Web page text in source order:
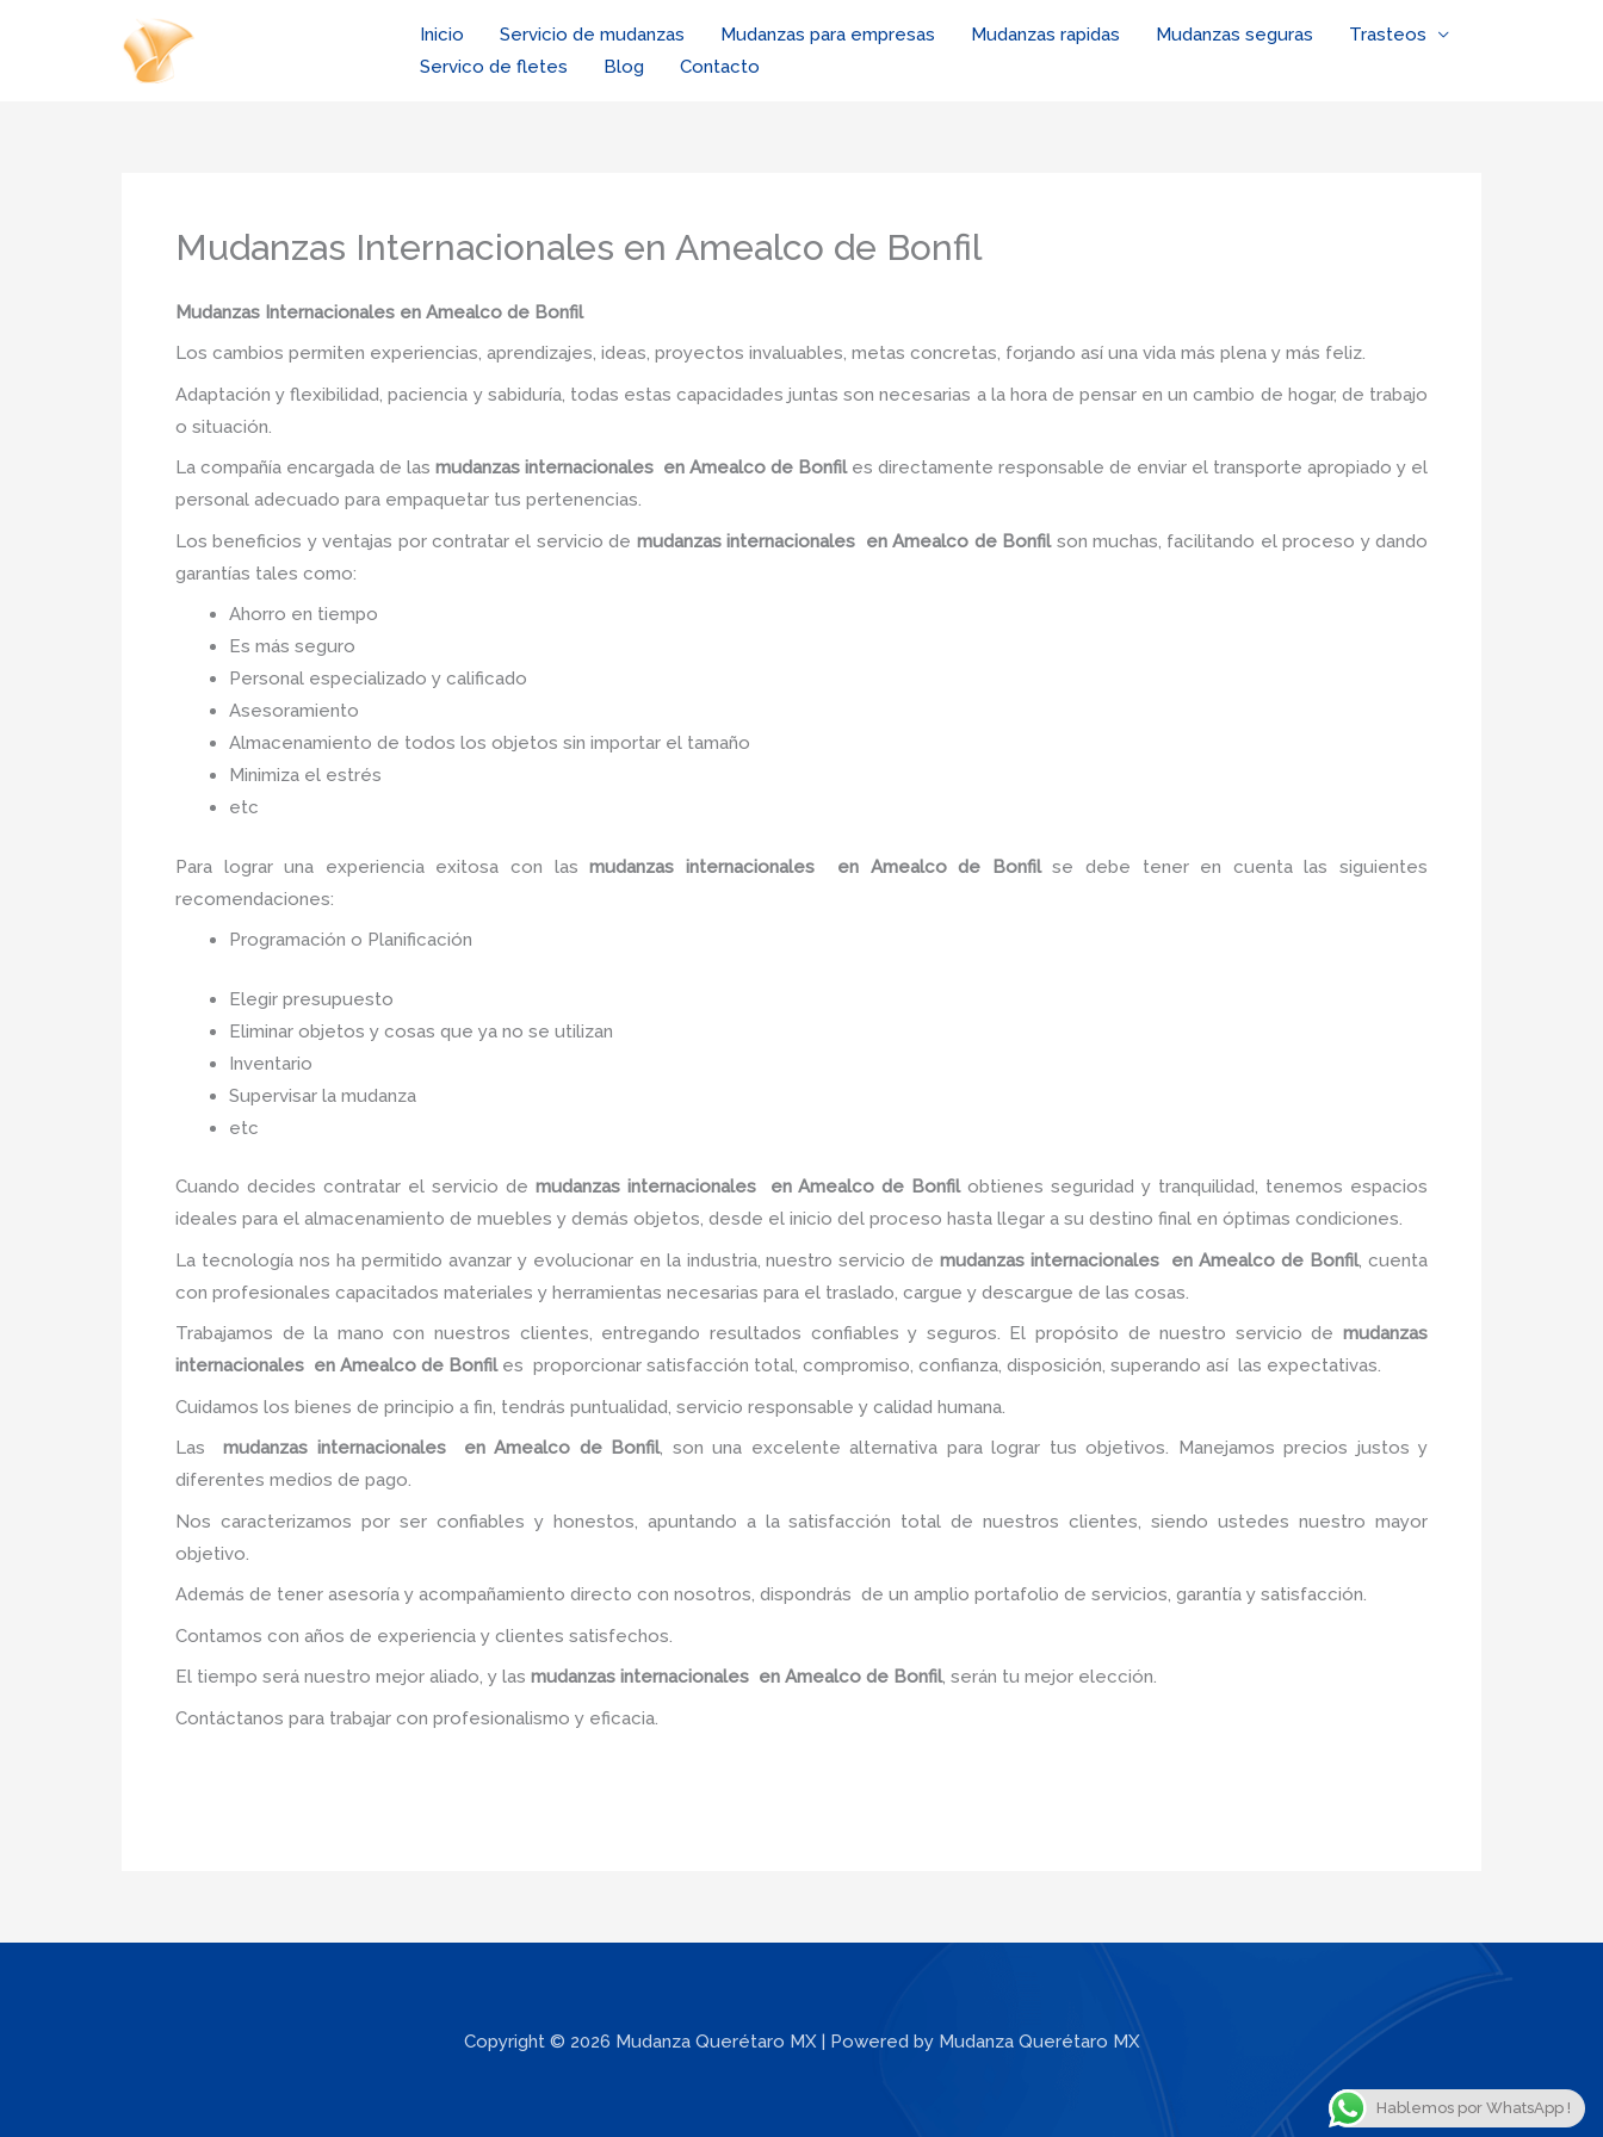
Inicio Servicio de mudanzas Mudanzas para empresas Mudanzas rapidas Mudanzas seguras
Trasteos
Servico de fletes
Blog Contacto
Mudanzas Internacionales en Amealco de Bonfil
Mudanzas Internacionales en Amealco de Bonfil
Los cambios permiten experiencias, aprendizajes, ideas, proyectos invaluables, metas concretas, forjando así una vida más plena y más feliz.
Adaptación y flexibilidad, paciencia y sabiduría, todas estas capacidades juntas son necesarias a la hora de pensar en un cambio de hogar, de trabajo
o situación.
La compañía encargada de las mudanzas internacionales en Amealco de Bonfil es directamente responsable de enviar el transporte apropiado y el
personal adecuado para empaquetar tus pertenencias.
Los beneficios y ventajas por contratar el servicio de mudanzas internacionales en Amealco de Bonfil son muchas, facilitando el proceso y dando
garantías tales como:
Ahorro en tiempo
Es más seguro
Personal especializado y calificado
Asesoramiento
Almacenamiento de todos los objetos sin importar el tamaño
Minimiza el estrés
etc
Para lograr una experiencia exitosa con lasmudanzas internacionales en Amealco de Bonfilse debe tener en cuenta las siguientes
recomendaciones:
Programación o Planificación
Elegir presupuesto
Eliminar objetos y cosas que ya no se utilizan
Inventario
Supervisar la mudanza
etc
Cuando decides contratar el servicio de mudanzas internacionales en Amealco de Bonfilobtienes seguridad y tranquilidad, tenemos espacios
ideales para el almacenamiento de muebles y demás objetos, desde el inicio del proceso hasta llegar a su destino final en óptimas condiciones.
La tecnología nos ha permitido avanzar y evolucionar en la industria, nuestro servicio demudanzas internacionales en Amealco de Bonfil, cuenta
con profesionales capacitados materiales y herramientas necesarias para el traslado, cargue y descargue de las cosas.
Trabajamos de la mano con nuestros clientes, entregando resultados confiables y seguros. El propósito de nuestro servicio de mudanzas
internacionales en Amealco de Bonfiles proporcionar satisfacción total, compromiso, confianza, disposición, superando así las expectativas.
Cuidamos los bienes de principio a fin, tendrás puntualidad, servicio responsable y calidad humana.
Las mudanzas internacionales en Amealco de Bonfil, son una excelente alternativa para lograr tus objetivos. Manejamos precios justos y
diferentes medios de pago.
Nos caracterizamos por ser confiables y honestos, apuntando a la satisfacción total de nuestros clientes, siendo ustedes nuestro mayor
objetivo.
Además de tener asesoría y acompañamiento directo con nosotros, dispondrás de un amplio portafolio de servicios, garantía y satisfacción.
Contamos con años de experiencia y clientes satisfechos.
El tiempo será nuestro mejor aliado, y las mudanzas internacionales en Amealco de Bonfil, serán tu mejor elección.
Contáctanos para trabajar con profesionalismo y eficacia.
Copyright © 2026 Mudanza Querétaro MX | Powered by Mudanza Querétaro MX
Hablemos por WhatsApp !